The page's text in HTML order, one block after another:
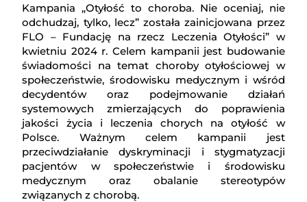
Kampania „Otyłość to choroba. Nie oceniaj, nie
odchudzaj, tylko, lecz” została zainicjowana przez
FLO – Fundację na rzecz Leczenia Otyłości” w
kwietniu 2024 r. Celem kampanii jest budowanie
świadomości na temat choroby otyłościowej w
społeczeństwie, środowisku medycznym i wśród
decydentów oraz podejmowanie działań
systemowych zmierzających do poprawienia
jakości życia i leczenia chorych na otyłość w
Polsce. Ważnym celem kampanii jest
przeciwdziałanie dyskryminacji i stygmatyzacji
pacjentów w społeczeństwie i środowisku
medycznym oraz obalanie stereotypów
związanych z chorobą.